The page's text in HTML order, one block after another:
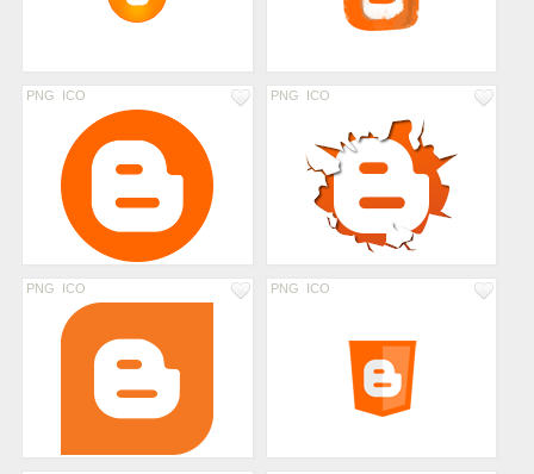
PNG ICO PNG ICO
PNG ICO PNG ICO